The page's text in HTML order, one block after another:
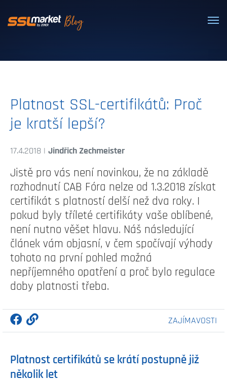
Dôveryhodné SSL/TLS certifikáty
Platnost SSL-certifikátů: Proč
je kratší lepší?
17.4.2018 | Jindřich Zechmeister
Jistě pro vás není novinkou, že na základě
rozhodnutí CAB Fóra nelze od 1.3.2018 získat
certifikát s platností delší než dva roky. I
pokud byly tříleté certifikáty vaše oblíbené,
není nutno věšet hlavu. Náš následující
článek vám objasní, v čem spočívají výhody
tohoto na první pohled možná
nepříjemného opatření a proč bylo regulace
doby platnosti třeba.
ZAJÍMAVOSTI
Platnost certifikátů se krátí postupně již
několik let